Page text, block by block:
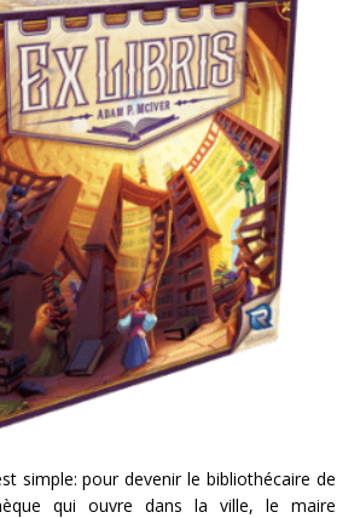
simple: pour devenir le bibliothécaire de
qui ouvre dans la ville, le maire